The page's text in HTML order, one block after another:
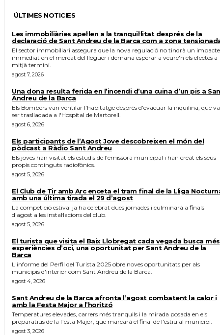
ÚLTIMES NOTICIES
Les immobiliàries apel·len a la tranquil·litat després de la
declaració de Sant Andreu de la Barca com a zona
El sector immobiliari assegura que la nova regulació no tindrà un impacte
immediat en el mercat del lloguer i demana esperar a veure'n els efectes a
mitjà termini.
agost 7, 2026
Una dona resulta ferida en l’incendi d’una cuina d’un pis a
Andreu de la Barca
Els Bombers van ventilar l'habitatge després d'evacuar la inquilina, que va
ser traslladada a l'Hospital de Martorell.
agost 6, 2026
Els participants de l’Agost Jove descobreixen el món del
pòdcast a Ràdio Sant Andreu
Els joves han visitat els estudis de l'emissora municipal i han creat els seus
propis continguts radiofònics.
agost 5, 2026
El Club de Tir amb Arc enceta el tram final de la Lliga
amb una última tirada el 29 d’agost
La competició estival ja ha celebrat dues jornades i culminarà a finals
d'agost a les instal·lacions del club.
agost 5, 2026
El turista que visita el Baix Llobregat cada vegada busca més
experiències d’oci, una oportunitat per Sant Andreu de la
Barca
L'informe del Perfil del Turista 2025 obre noves oportunitats per als
municipis d'interior com Sant Andreu de la Barca.
agost 4, 2026
Sant Andreu de la Barca afronta l’agost combatent la calor i
amb la Festa Major a l’horitzó
Temperatures elevades, carrers més tranquils i la mirada posada en els
preparatius de la Festa Major, que marcarà el final de l'estiu al municipi.
agost 3, 2026